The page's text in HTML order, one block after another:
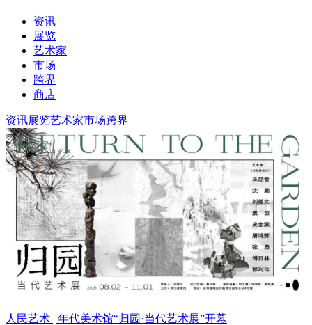
资讯
展览
艺术家
市场
跨界
商店
资讯展览艺术家市场跨界
人民艺术 | 年代美术馆“归园·当代艺术展”开幕